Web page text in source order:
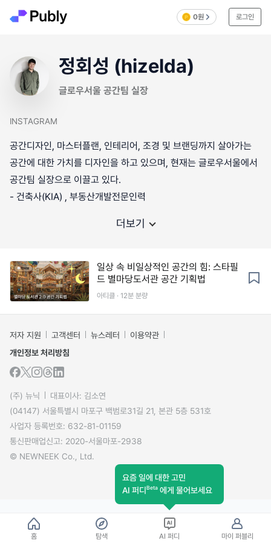
0원 로그인
정회성 (hizelda)
글로우서울 공간팀 실장
INSTAGRAM
공간디자인, 마스터플랜, 인테리어, 조경 및 브랜딩까지 살아가는
공간에 대한 가치를 디자인을 하고 있으며, 현재는 글로우서울에서
공간팀 실장으로 이끌고 있다.
더보기
일상 속 비일상적인 공간의 힘: 스타필
드 별마당도서관 공간 기획법
아티클 · 12분 분량
저자 지원 고객센터 뉴스레터
이용약관
개인정보 처리방침
(주) 뉴닉
대표이사: 김소연
(04147) 서울특별시 마포구 백범로31길 21, 본관 5층 531호
사업자 등록번호: 632-81-01159
통신판매업신고: 2020-서울마포-2938
© NEWNEEK Co., Ltd.
홈 탐색
요즘 일에 대한 고민
AI 퍼디Beta 에게 물어보세요
AI 퍼디 마이 퍼블리